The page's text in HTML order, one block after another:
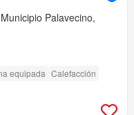
Palavecino,
equipada Calefacción